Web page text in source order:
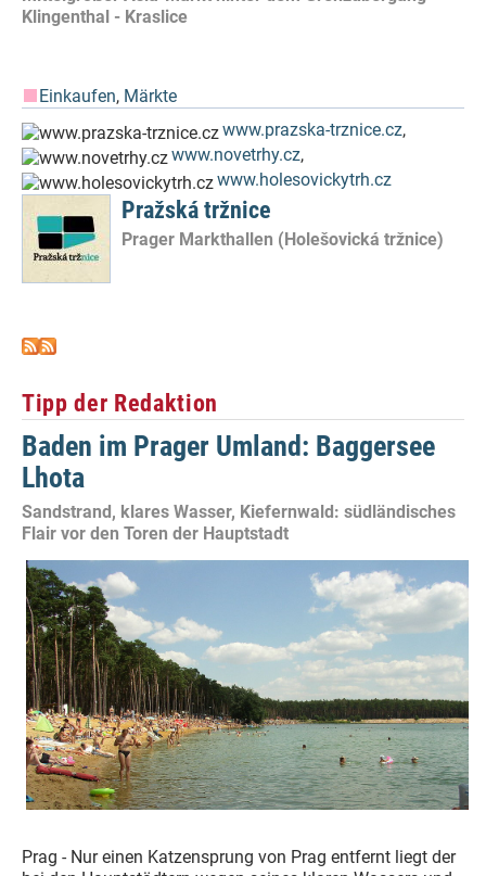
Klingenthal - Kraslice
Einkaufen, Märkte
www.prazska-trznice.cz,
www.novetrhy.cz,
www.holesovickytrh.cz
Pražská tržnice
Prager Markthallen (Holešovická tržnice)
Tipp der Redaktion
Baden im Prager Umland: Baggersee
Lhota
Sandstrand, klares Wasser, Kiefernwald: südländisches
Flair vor den Toren der Hauptstadt
Prag - Nur einen Katzensprung von Prag entfernt liegt der